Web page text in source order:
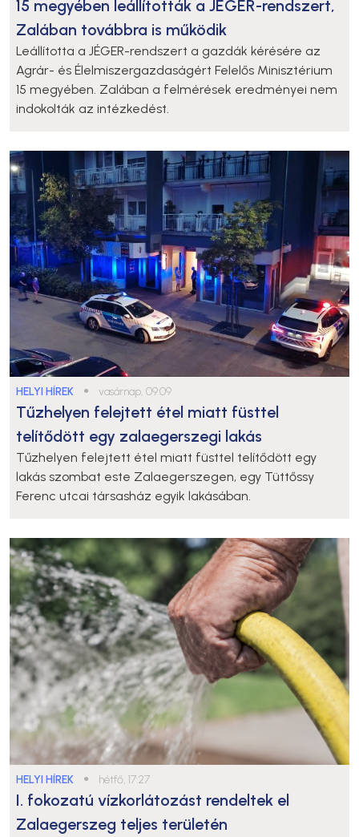
15 megyében leállították a JÉGER-rendszert,
Zalában továbbra is működik
Leállította a JÉGER-rendszert a gazdák kérésére az
Agrár- és Élelmiszergazdaságért Felelős Minisztérium
15 megyében. Zalában a felmérések eredményei nem
indokolták az intézkedést.
HELYI HÍREK ● vasárnap, 09:09
Tűzhelyen felejtett étel miatt füsttel
telítődött egy zalaegerszegi lakás
Tűzhelyen felejtett étel miatt füsttel telítődött egy
lakás szombat este Zalaegerszegen, egy Tüttőssy
Ferenc utcai társasház egyik lakásában.
HELYI HÍREK ● hétfő, 17:27
I. fokozatú vízkorlátozást rendeltek el
Zalaegerszeg teljes területén